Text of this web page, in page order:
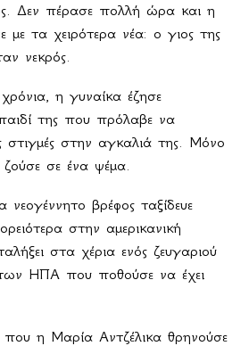
Δεν πέρασε πολλή ώρα και η
με τα χειρότερα νέα: ο γιος της
νεκρός.
η γυναίκα έζησε
της που πρόλαβε να
στιγμές στην αγκαλιά της. Μόνο
σε ένα ψέμα.
νεογέννητο βρέφος ταξίδευε
στην αμερικανική
στα χέρια ενός ζευγαριού
ΗΠΑ που ποθούσε να έχει
η Μαρία Αντζέλικα θρηνούσε